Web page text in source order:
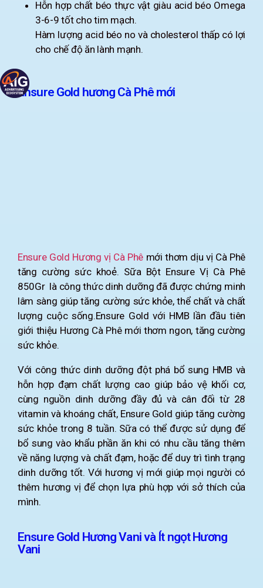
Hỗn hợp chất béo thực vật giàu acid béo Omega
3-6-9 tốt cho tim mạch.
Hàm lượng acid béo no và cholesterol thấp có lợi
cho chế độ ăn lành mạnh.
Ensure Gold hương Cà Phê mới
Ensure Gold Hương vị Cà Phê mới thơm dịu vị Cà Phê
tăng cường sức khoẻ. Sữa Bột Ensure Vị Cà Phê
850Gr là công thức dinh dưỡng đã được chứng minh
lâm sàng giúp tăng cường sức khỏe, thể chất và chất
lượng cuộc sống.Ensure Gold với HMB lần đầu tiên
giới thiệu Hương Cà Phê mới thơm ngon, tăng cường
sức khỏe.
Với công thức dinh dưỡng đột phá bổ sung HMB và
hỗn hợp đạm chất lượng cao giúp bảo vệ khối cơ,
cùng nguồn dinh dưỡng đầy đủ và cân đối từ 28
vitamin và khoáng chất, Ensure Gold giúp tăng cường
sức khỏe trong 8 tuần. Sữa có thể được sử dụng để
bổ sung vào khẩu phần ăn khi có nhu cầu tăng thêm
về năng lượng và chất đạm, hoặc để duy trì tình trạng
dinh dưỡng tốt. Với hương vị mới giúp mọi người có
thêm hương vị để chọn lựa phù hợp với sở thích của
mình.
Ensure Gold Hương Vani và Ít ngọt Hương
Vani